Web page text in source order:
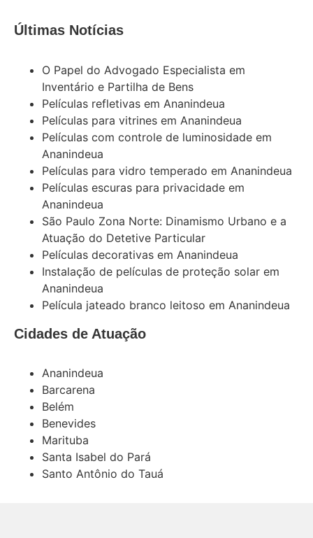
Últimas Notícias
O Papel do Advogado Especialista em
Inventário e Partilha de Bens
Películas refletivas em Ananindeua
Películas para vitrines em Ananindeua
Películas com controle de luminosidade em
Ananindeua
Películas para vidro temperado em Ananindeua
Películas escuras para privacidade em
Ananindeua
São Paulo Zona Norte: Dinamismo Urbano e a
Atuação do Detetive Particular
Películas decorativas em Ananindeua
Instalação de películas de proteção solar em
Ananindeua
Película jateado branco leitoso em Ananindeua
Cidades de Atuação
Ananindeua
Barcarena
Belém
Benevides
Marituba
Santa Isabel do Pará
Santo Antônio do Tauá